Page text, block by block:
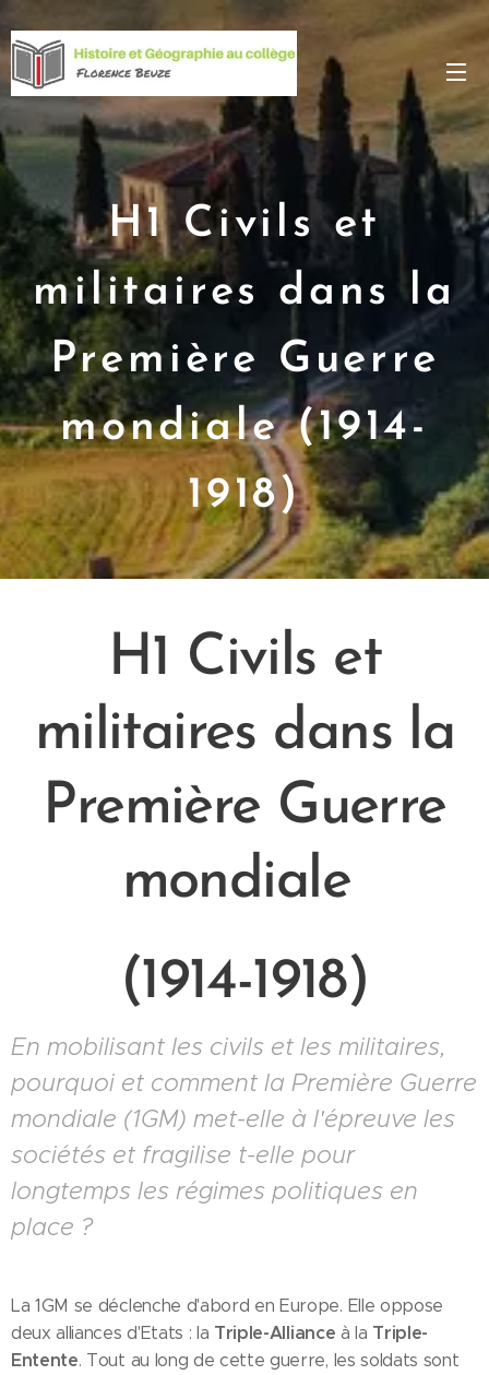
H1 Civils et
militaires dans la
Première Guerre
mondiale (1914-
1918)
H1 Civils et
militaires dans la
Première Guerre
mondiale
(1914-1918)
En mobilisant les civils et les militaires,
pourquoi et comment la Première Guerre
mondiale (1GM) met-elle à l'épreuve les
sociétés et fragilise t-elle pour
longtemps les régimes politiques en
place ?
La 1GM se déclenche d'abord en Europe. Elle oppose
deux alliances d'Etats : la Triple-Alliance à la Triple-
Entente. Tout au long de cette guerre, les soldats sont